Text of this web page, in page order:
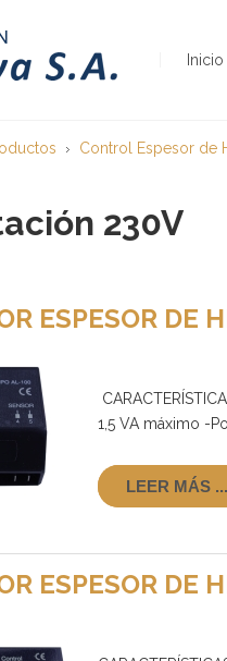
Inicio
Control Espesor de
230V
ESPESOR DE
1,5 VA máximo -
LEER MÁS ...
ESPESOR DE